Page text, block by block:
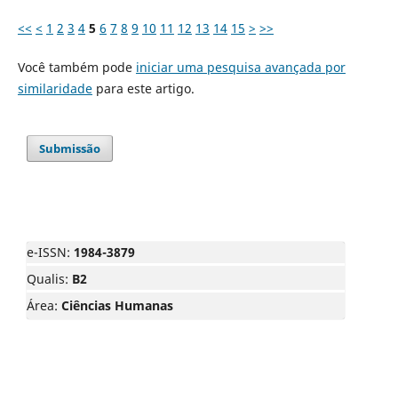
<< < 1 2 3 4 5 6 7 8 9 10 11 12 13 14 15 > >>
Você também pode iniciar uma pesquisa avançada por
similaridadepara este artigo.
Submissão
e-ISSN: 1984-3879
Qualis: B2
Área: Ciências Humanas